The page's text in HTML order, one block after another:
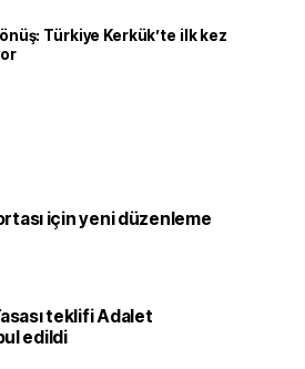
Türkiye Kerkük’te ilk kez
için yeni düzenleme
teklifi Adalet
edildi